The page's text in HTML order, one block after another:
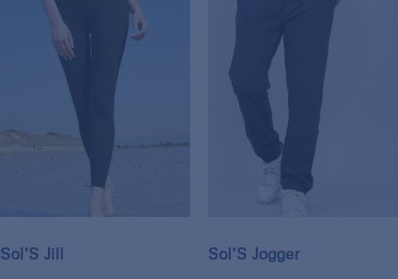
Sol’S Jill Sol’S Jogger